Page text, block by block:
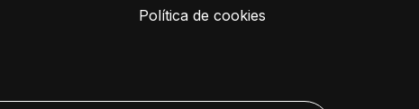
Política de cookies